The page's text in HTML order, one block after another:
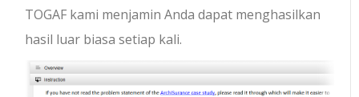
TOGAF kami menjamin Anda dapat menghasilkan
hasil luar biasa setiap kali.